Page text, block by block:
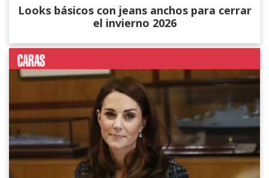
Looks básicos con jeans anchos para cerrar
el invierno 2026